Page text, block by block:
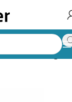
Muud õuemängud